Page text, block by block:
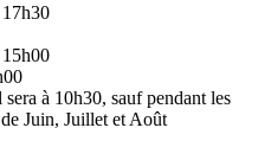
à 10h30, sauf pendant les
Juin, Juillet et Août